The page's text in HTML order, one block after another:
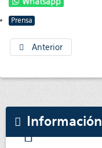
Prensa
Anterior
Información